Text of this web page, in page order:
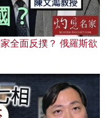
全面反撲？ 俄羅斯欲